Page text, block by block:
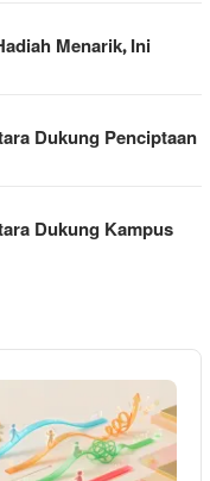
Menarik, Ini
Dukung Penciptaan
Dukung Kampus